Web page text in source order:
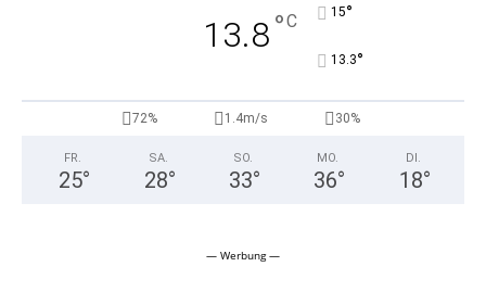
13.8°C 15°
13.3°
72% 1.4m/s 30%
FR.
25°
SA.
28°
SO.
33°
MO.
36°
DI.
18°
— Werbung —